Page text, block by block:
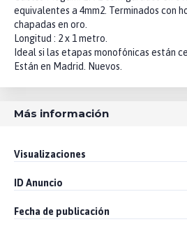
equivalentes a 4mm2. Terminados con
chapadas en oro.
Longitud : 2 x 1 metro.
Ideal si las etapas monofónicas están
Están en Madrid. Nuevos.
Más información
Visualizaciones
ID Anuncio
Fecha de publicación